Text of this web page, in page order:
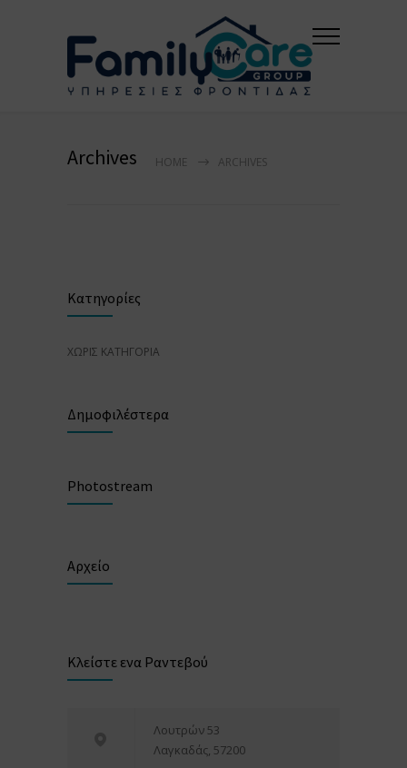
Archives HOME ARCHIVES
Κατηγορίες
ΧΩΡΊΣ ΚΑΤΗΓΟΡΊΑ
Δημοφιλέστερα
Photostream
Αρχείο
Κλείστε ενα Ραντεβού
Λουτρών 53
Λαγκαδάς, 57200